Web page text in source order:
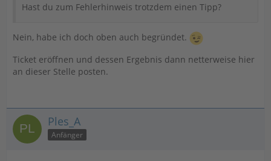
Hast du zum Fehlerhinweis trotzdem einen Tipp?
Nein, habe ich doch oben auch begründet.
Ticket eröffnen und dessen Ergebnis dann netterweise hier
an dieser Stelle posten.
Ples_A
Anfänger